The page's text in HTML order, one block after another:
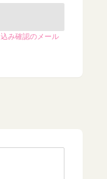
み確認のメール